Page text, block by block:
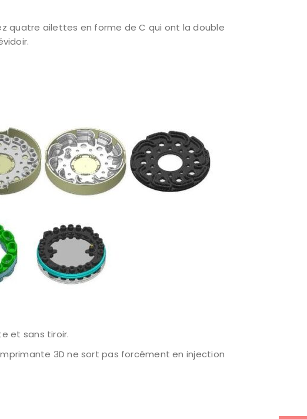
quatre ailettes en forme de C qui ont la double
et sans tiroir.
3D ne sort pas forcément en injection